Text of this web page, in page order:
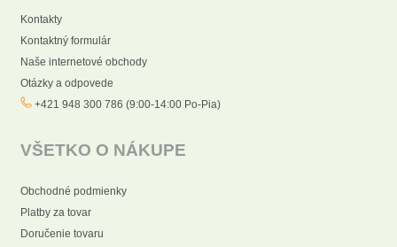
Kontakty
Kontaktný formulár
Naše internetové obchody
Otázky a odpovede
+421 948 300 786 (9:00-14:00 Po-Pia)
VŠETKO O NÁKUPE
Obchodné podmienky
Platby za tovar
Doručenie tovaru